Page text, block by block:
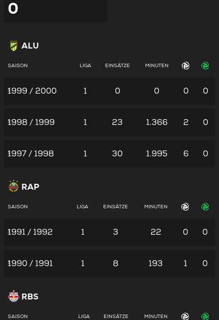
0
ALU
SAISON LIGA EINSÄTZE MINUTEN
1999 / 2000 1 0 0 0 0
1998 / 1999 1 23 1.366 2 0
1997 / 1998 1 30 1.995 6 0
RAP
SAISON LIGA EINSÄTZE MINUTEN
1991 / 1992 1 3 22 0 0
1990 / 1991 1 8 193 1 0
RBS
SAISON LIGA EINSÄTZE MINUTEN